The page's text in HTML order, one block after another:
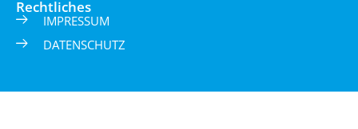
Rechtliches
IMPRESSUM
DATENSCHUTZ